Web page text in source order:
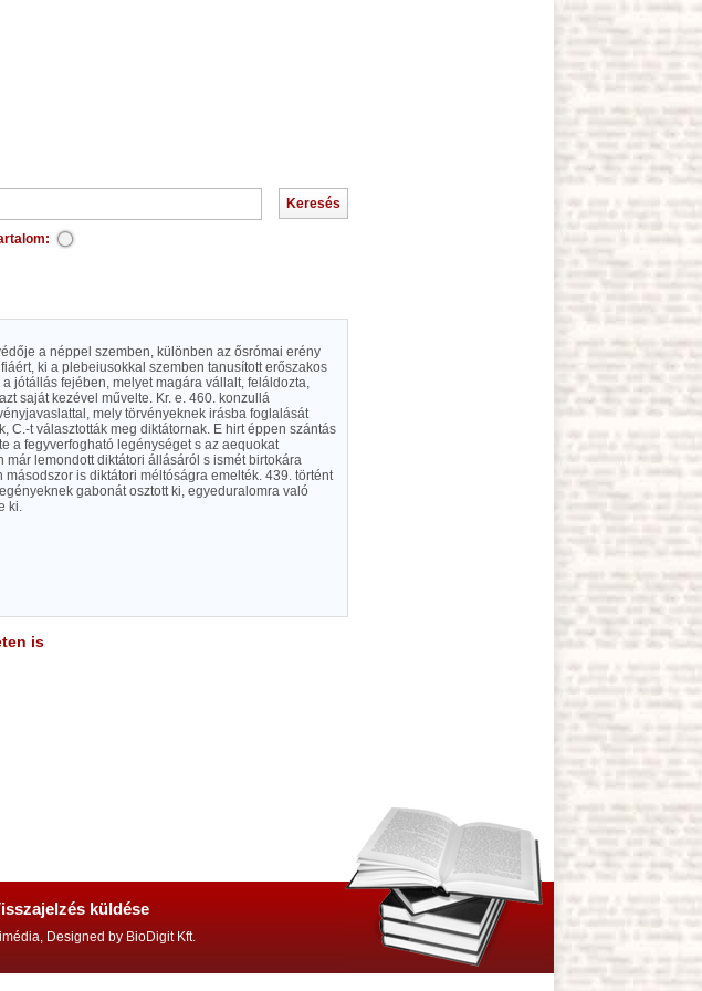
a néppel szemben, különben az ősrómai erény
ki a plebeiusokkal szemben tanusított erőszakos
jótállás fejében, melyet magára vállalt, feláldozta,
saját kezével művelte. Kr. e. 460. konzullá
mely törvényeknek irásba foglalását
C.-t választották meg diktátornak. E hirt éppen szántás
a fegyverfogható legénységet s az aequokat
lemondott diktátori állásáról s ismét birtokára
is diktátori méltóságra emelték. 439. történt
gabonát osztott ki, egyeduralomra való
ki.
is
küldése
Designed by BioDigit Kft.